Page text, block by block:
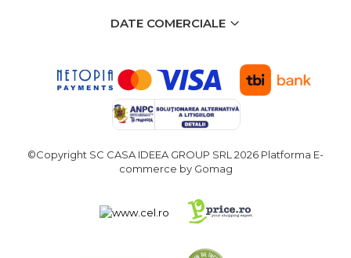
tamplarie si alte domenii
Suruburi si dibluri
Scule Electrice & Unelte
DATE COMERCIALE
©Copyright SC CASA IDEEA GROUP SRL 2026 Platforma E-
commerce by Gomag